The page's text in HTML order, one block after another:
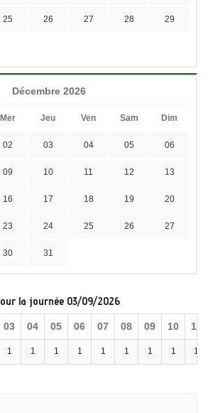
25 26 27 28 29
Décembre 2026
Mer Jeu Ven Sam Dim
02 03 04 05 06
09 10 11 12 13
16 17 18 19 20
23 24 25 26 27
30 31
la journée 03/09/2026
03 04 05 06 07 08 09 10 11
1 1 1 1 1 1 1 1 1